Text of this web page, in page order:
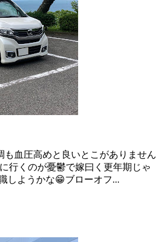
も血圧高めと良いとこがありません
行くのが憂鬱で嫁曰く更年期じゃ
しようかな😁ブローオフ...